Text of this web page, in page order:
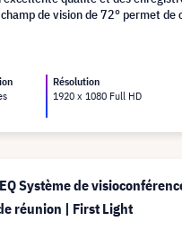
de vision de 72° permet de
Résolution
1920 x 1080 Full HD
Système de
réunion | First Light